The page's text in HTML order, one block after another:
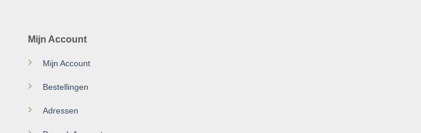
Mijn Account
Mijn Account
Bestellingen
Adressen